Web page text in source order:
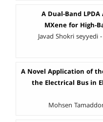
A Dual-Band
MXene for High-
Javad Shokri seyyedi
A Novel Application of
the Electrical Bus in
Mohsen